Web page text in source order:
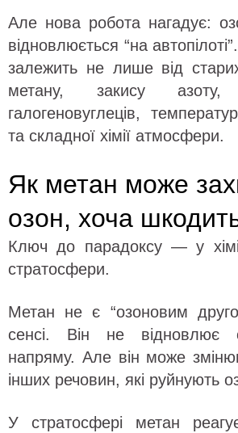
Але нова робота нагадує:
відновлюється “на
залежить не лише від
метану, закису азоту,
галогеновуглеців,
та складної хімії атмосфери.
Як метан може
озон, хоча
Ключ до парадоксу — у
стратосфери.
Метан не є “озоновим
сенсі. Він не відновлює
напряму. Але він може
інших речовин, які руйнують
У стратосфері метан